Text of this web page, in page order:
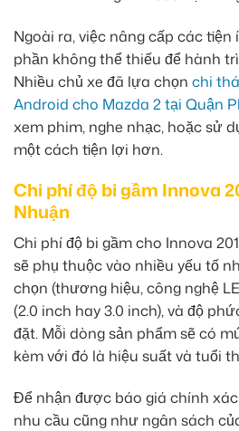
Ngoài ra, việc nâng cấp các
phần không thể thiếu để hành
Nhiều chủ xe đã lựa chọn chi
Android cho Mazda 2 tại Quận
xem phim, nghe nhạc, hoặc sử
một cách tiện lợi hơn.
Chi phí độ bi gầm Innova
Nhuận
Chi phí độ bi gầm cho Innova
sẽ phụ thuộc vào nhiều yếu tố
chọn (thương hiệu, công nghệ
(2.0 inch hay 3.0 inch), và độ
đặt. Mỗi dòng sản phẩm sẽ có
kèm với đó là hiệu suất và tuổi
Để nhận được báo giá chính
nhu cầu cũng như ngân sách